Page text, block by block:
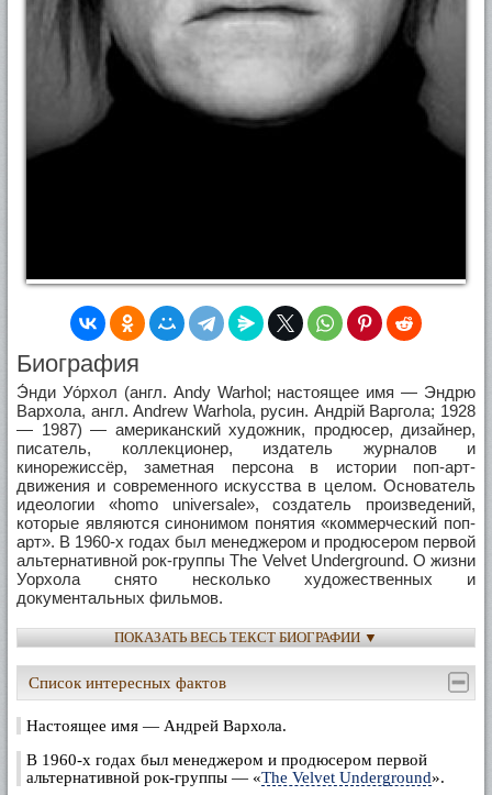
Биография
Э́нди Уо́рхол (англ. Andy Warhol; настоящее имя — Эндрю
Вархола, англ. Andrew Warhola, русин. Андрій Варгола; 1928
— 1987) — американский художник, продюсер, дизайнер,
писатель, коллекционер, издатель журналов и
кинорежиссёр, заметная персона в истории поп-арт-
движения и современного искусства в целом. Основатель
идеологии «homo universale», создатель произведений,
которые являются синонимом понятия «коммерческий поп-
арт». В 1960-х годах был менеджером и продюсером первой
альтернативной рок-группы The Velvet Underground. О жизни
Уорхола снято несколько художественных и
документальных фильмов.
Энди Уорхол родился 6 августа 1928 года в двухкомнатной
квартире на 73 Orr Street в Питтсбурге, США. Его
родителями были Андрей и Юлия Вархола, карпато-
русинские иммигранты. Из трех сыновей в семье Энди был
США соблюдала религиозные традиции принятые в
Восточной Европе. Отец Уорхола был рабочим, в 1934 году
ПОКАЗАТЬ ВЕСЬ ТЕКСТ БИОГРАФИИ ▼
Список интересных фактов
Настоящее имя — Андрей Вархола.
В 1960-х годах был менеджером и продюсером первой
альтернативной рок-группы — «The Velvet Underground».